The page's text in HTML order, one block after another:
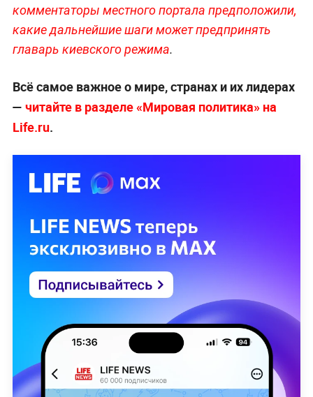
комментаторы местного портала предположили,
какие дальнейшие шаги может предпринять
главарь киевского режима.
Всё самое важное о мире, странах и их лидерах
— читайте в разделе «Мировая политика» на
Life.ru.